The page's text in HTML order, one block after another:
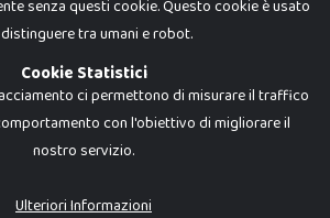
di Giocabene Srl. Ogni riproduzione o utilizzo non
potrebbero differire da quanto esposto in
senza questi cookie. Questo cookie è usato
tra umani e robot.
Cookie Statistici
ci permettono di misurare il traffico
con l'obiettivo di migliorare il
nostro servizio.
Ulteriori Informazioni